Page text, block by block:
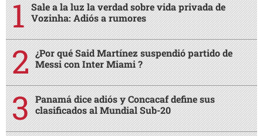
Sale a la luz la verdad sobre vida privada de
Vozinha: Adiós a rumores
¿Por qué Said Martínez suspendió partido de
Messi con Inter Miami ?
Panamá dice adiós y Concacaf define sus
clasificados al Mundial Sub-20